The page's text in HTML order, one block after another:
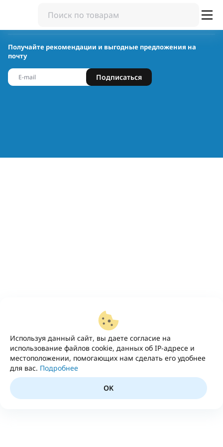
Используя данный сайт, вы даете согласие на
использование файлов cookie, данных об IP-адресе и
местоположении, помогающих нам сделать его удобнее
для вас. Подробнее
OK
Получайте рекомендации и выгодные предложения на
почту
Подписаться